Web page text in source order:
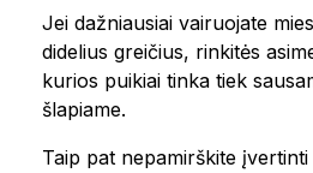
Jei dažniausiai vairuojate
didelius greičius, rinkitės
kurios puikiai tinka tiek
šlapiame.
Taip pat nepamirškite